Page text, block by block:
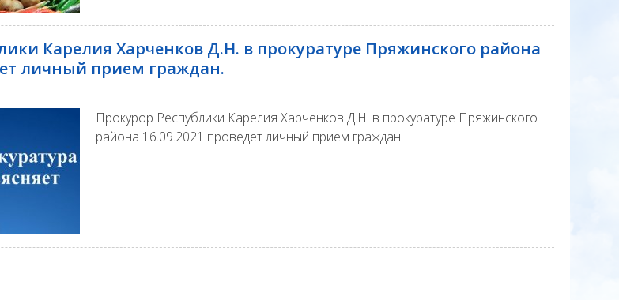
Карелия Харченков Д.Н. в прокуратуре Пряжинского района
личный прием граждан.
Прокурор Республики Карелия Харченков Д.Н. в прокуратуре Пряжинского
района 16.09.2021 проведет личный прием граждан.